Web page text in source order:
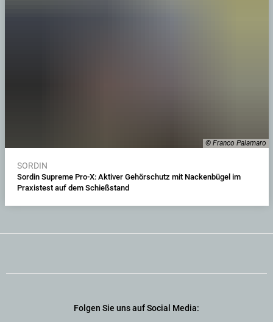
© Franco Palamaro
SORDIN
Sordin Supreme Pro-X: Aktiver Gehörschutz mit Nackenbügel im
Praxistest auf dem Schießstand
Folgen Sie uns auf Social Media: